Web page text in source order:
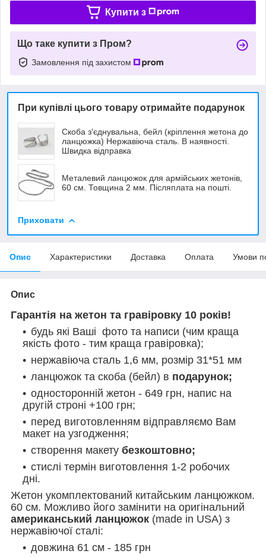
Купити з
Що таке купити з Пром?
Замовлення під захистом
При купівлі цього товару отримайте подарунок
Скоба з'єднувальна, бейл (кріплення жетона до
ланцюжка) Нержавіюча сталь. В наявності.
Швидка відправка
Металевий ланцюжок для армійських жетонів,
60 см. Товщина 2 мм. Післяплата на пошті.
Приховати
Опис Характеристики Доставка Оплата Умови
Опис
Гарантія на жетон та гравіровку 10 років!
будь які Ваші фото та написи (чим краща
якість фото - тим краща гравіровка);
нержавіюча сталь 1,6 мм, розмір 31*51 мм
ланцюжок та скоба (бейл) в подарунок;
односторонній жетон - 649 грн, напис на
другій строні +100 грн;
перед виготовленням відправляємо Вам
макет на узгодження;
створення макету безкоштовно;
стислі термін виготовлення 1-2 робочих
дні.
Жетон укомплектований китайським ланцюжком.
60 см. Можливо його замінити на оригінальний
американський ланцюжок (made in USA) з
нержавіючої сталі:
довжина 61 см - 185 грн